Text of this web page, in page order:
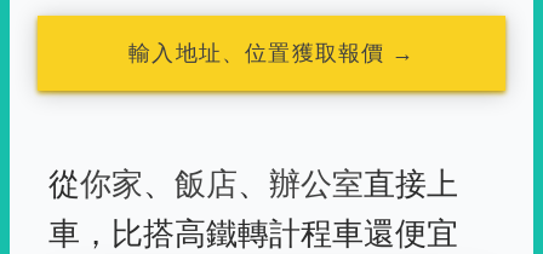
輸入地址、位置獲取報價 →
從你家、 飯店、 辦公室直接上
車， 比搭高鐵轉計程車還便宜